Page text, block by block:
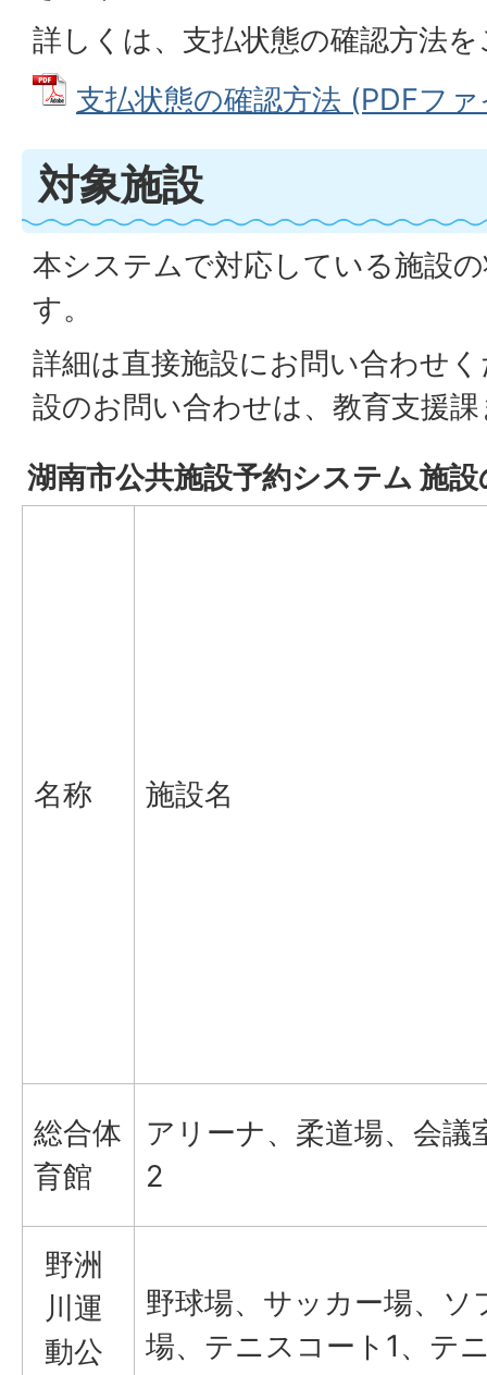
詳しくは、支払状態の確認方法
支払状態の確認方法 (PDFフ
対象施設
本システムで対応している施設
す。
詳細は直接施設にお問い合わせ
設のお問い合わせは、教育支援
湖南市公共施設予約システム 施
名称 施設名
総合体
育館
アリーナ、柔道場、会議
2
野洲
川運
動公
野球場、サッカー場、ソ
場、テニスコート1、テ